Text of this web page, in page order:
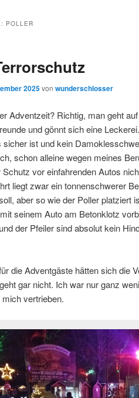
POLLER
2025von wunderschlosser
Adventzeit? Richtig, man geht
und gönnt sich eine
sicher ist und kein
schon alleine wegen meines
vor einfahrenden Autos
liegt zwar ein tonnenschwerer
aber so wie der Poller platziert
seinem Auto am Betonklotz
der Pfeiler sind absolut kein
die Adventgäste hätten sich die
gar nicht. Ich war nur ganz
vertrieben.